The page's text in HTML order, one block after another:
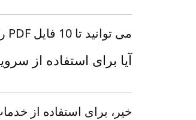
می توانید تا 10 فایل PDF را به طور همزمان ادغام کنید.
آیا برای استفاده از
خیر، برای استفاده از